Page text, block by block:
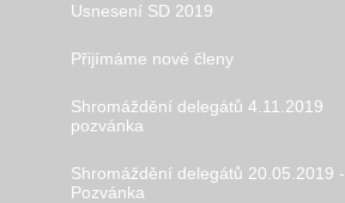
Usnesení SD 2019
Přijímáme nové členy
Shromáždění delegátů 4.11.2019
pozvánka
Shromáždění delegátů 20.05.2019 -
Pozvánka